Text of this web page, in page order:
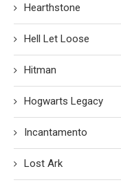
Hearthstone
Hell Let Loose
Hitman
Hogwarts Legacy
Incantamento
Lost Ark